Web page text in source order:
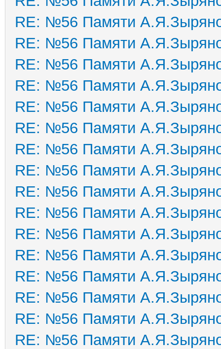
RE: №56 Памяти
RE: №56 Памяти
RE: №56 Памяти
RE: №56 Памяти
RE: №56 Памяти
RE: №56 Памяти
RE: №56 Памяти
RE: №56 Памяти
RE: №56 Памяти
RE: №56 Памяти
RE: №56 Памяти
RE: №56 Памяти
RE: №56 Памяти
RE: №56 Памяти
RE: №56 Памяти
RE: №56 Памяти